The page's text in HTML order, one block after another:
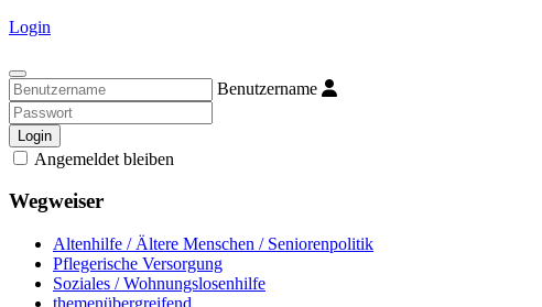
Login
Benutzername
Login
Angemeldet bleiben
Wegweiser
Altenhilfe / Ältere Menschen / Seniorenpolitik
Pflegerische Versorgung
Soziales / Wohnungslosenhilfe